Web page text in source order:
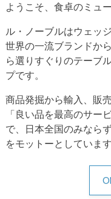
ようこそ、食卓のミュ
ル・ノーブルはウェッ
世界の一流ブランドか
ら選りすぐりのテーブ
プです。
商品発掘から輸入、販
「良い品を最高のサー
で、日本全国のみなら
をモットーとしています